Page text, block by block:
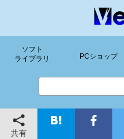
ソフト
ライブラリ
PCショップ
共有